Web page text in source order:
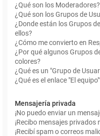
¿Qué son los Moderadores?
¿Qué son los Grupos de
¿Donde están los Grupos
ellos?
¿Cómo me convierto en
¿Por qué algunos Grupos
colores?
¿Qué es un "Grupo de
¿Qué es el enlace "El
Mensajería privada
¡No puedo enviar un
¡Recibo mensajes privados
¡Recibí spam o correos